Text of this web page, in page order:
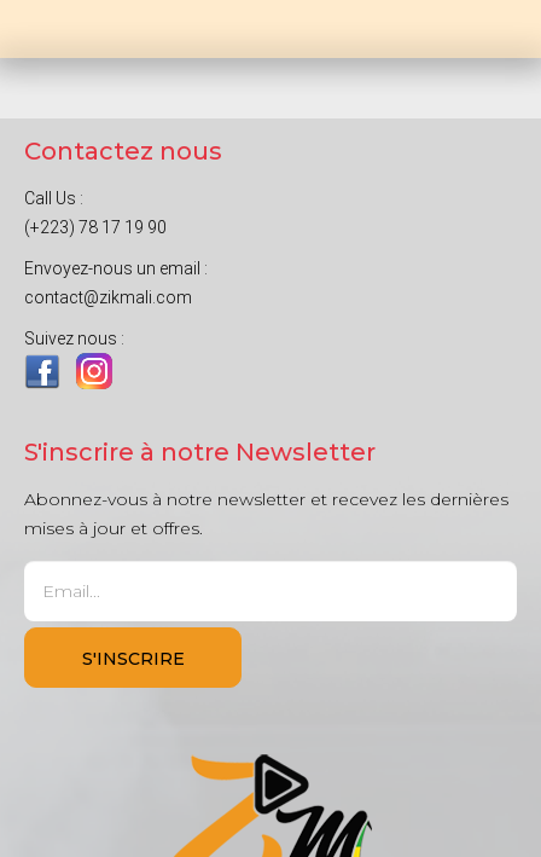
Contactez nous
Call Us :
(+223) 78 17 19 90
Envoyez-nous un email :
contact@zikmali.com
Suivez nous :
S'inscrire à notre Newsletter
Abonnez-vous à notre newsletter et recevez les dernières
mises à jour et offres.